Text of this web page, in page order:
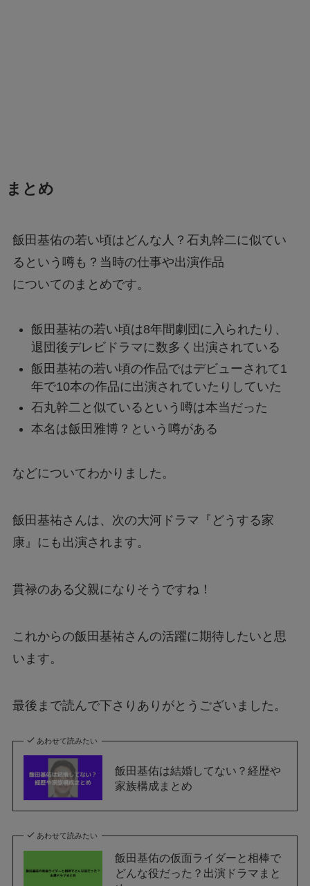
まとめ
飯田基佑の若い頃はどんな人？石丸幹二に似てい
るという噂も？当時の仕事や出演作品
についてのまとめです。
飯田基祐の若い頃は8年間劇団に入られたり、
退団後デレビドラマに数多く出演されている
飯田基祐の若い頃の作品ではデビューされて1
年で10本の作品に出演されていたりしていた
石丸幹二と似ているという噂は本当だった
本名は飯田雅博？という噂がある
などについてわかりました。
飯田基祐さんは、次の大河ドラマ『どうする家
康』にも出演されます。
貫禄のある父親になりそうですね！
これからの飯田基祐さんの活躍に期待したいと思
います。
最後まで読んで下さりありがとうございました。
あわせて読みたい
飯田基佑は結婚してない？経歴や
家族構成まとめ
あわせて読みたい
飯田基佑の仮面ライダーと相棒で
どんな役だった？出演ドラマまと